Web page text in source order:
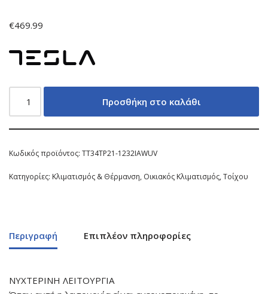
€469.99
Προσθήκη στο καλάθι
Κωδικός προϊόντος: TT34TP21-1232IAWUV
Κατηγορίες: Κλιματισμός & Θέρμανση, Οικιακός Κλιματισμός,Τοίχου
Περιγραφή Επιπλέον πληροφορίες
ΝΥΧΤΕΡΙΝΗ ΛΕΙΤΟΥΡΓΙΑ